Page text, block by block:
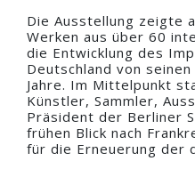
Die Ausstellung zeigte
Werken aus über 60
die Entwicklung des
Deutschland von
Jahre. Im Mittelpunkt
Künstler, Sammler,
Präsident der Berliner
frühen Blick nach
für die Erneuerung der